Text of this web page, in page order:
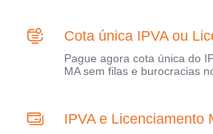
Cota única IPVA ou
Pague agora cota única do
MA sem filas e burocracias
IPVA e Licenciamento